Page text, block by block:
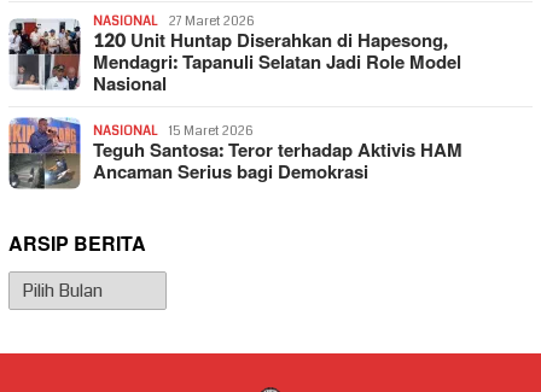
NASIONAL 27 Maret 2026
120 Unit Huntap Diserahkan di Hapesong,
Mendagri: Tapanuli Selatan Jadi Role Model
Nasional
NASIONAL 15 Maret 2026
Teguh Santosa: Teror terhadap Aktivis HAM
Ancaman Serius bagi Demokrasi
ARSIP BERITA
Arsip
Berita